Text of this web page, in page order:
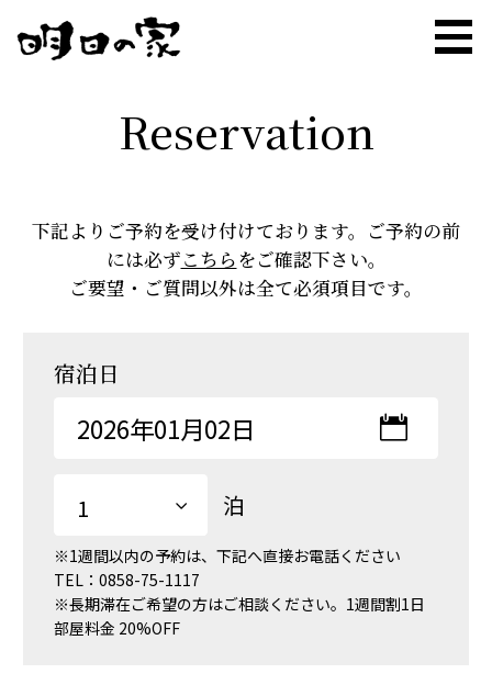
お部屋 Rooms
お食事 Meal
ご予約 Reservered
アクセス Access
Reservation
下記よりご予約を受け付けております。ご予約の前
には必ずこちらをご確認下さい。
ご要望・ご質問以外は全て必須項目です。
宿泊日
泊
※1週間以内の予約は、下記へ直接お電話ください
TEL： 0858-75-1117
※長期滞在ご希望の方はご相談ください。1週間割1日
部屋料金 20%OFF